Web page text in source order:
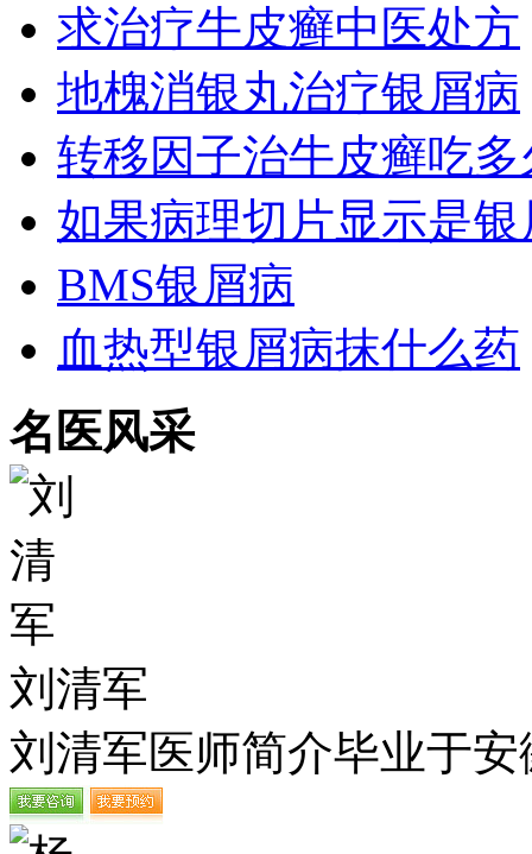
求治疗牛皮癣中医处方
地槐消银丸治疗银屑病
转移因子治牛皮癣吃多
如果病理切片显示是
BMS银屑病
血热型银屑病抹什么药
名医风采
刘清军
刘清军医师简介毕业于安